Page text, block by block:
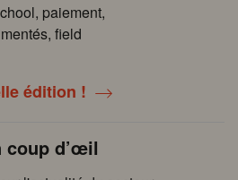
paiement,
field
édition !
coup d’œil